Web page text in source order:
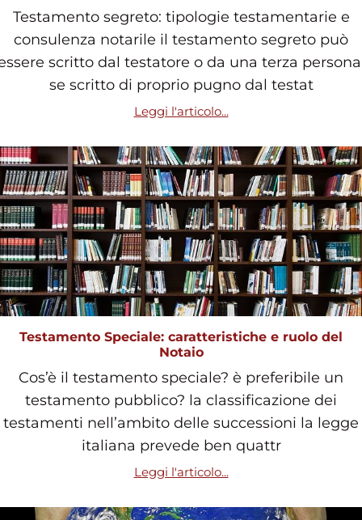
Testamento segreto: tipologie testamentarie e
consulenza notarile il testamento segreto può
scritto dal testatore o da una terza
se scritto di proprio pugno dal testat
Leggi l'articolo...
Testamento Speciale: caratteristiche e ruolo del
Notaio
Cos’è il testamento speciale? è preferibile un
testamento pubblico? la classificazione dei
testamenti nell’ambito delle successioni la legge
italiana prevede ben quattr
Leggi l'articolo...